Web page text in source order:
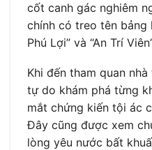
cốt canh gác nghiêm
chính có treo tên bảng
Phú Lợi” và “An Trí
Khi đến tham quan
tự do khám phá từng
mắt chứng kiến tội ác
Đây cũng được xem
lòng yêu nước bất